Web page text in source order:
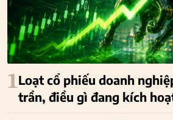
1Loạt cổ phiếu doanh
trần, điều gì đang kích